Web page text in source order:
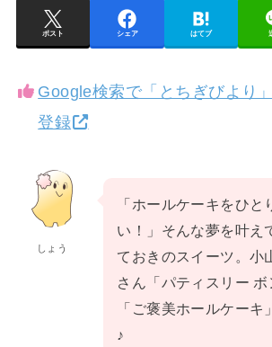
ポスト シェア はてブ
Google検索で「とちぎびより
登録
しょう
「ホールケーキをひと
い！」そんな夢を叶え
ておきのスイーツ。小
さん「パティスリー
「ご褒美ホールケーキ
♪